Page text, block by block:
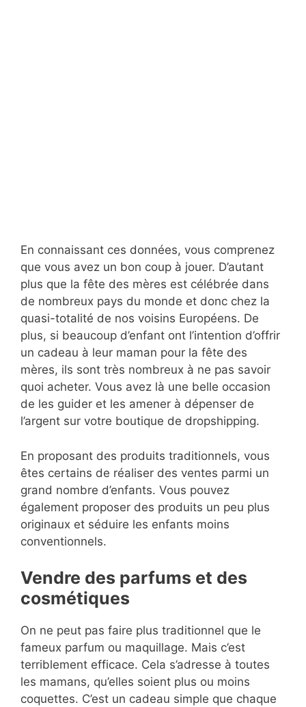
En connaissant ces données, vous comprenez
que vous avez un bon coup à jouer. D’autant
plus que la fête des mères est célébrée dans
de nombreux pays du monde et donc chez la
quasi-totalité de nos voisins Européens. De
plus, si beaucoup d’enfant ont l’intention d’offrir
un cadeau à leur maman pour la fête des
mères, ils sont très nombreux à ne pas savoir
quoi acheter. Vous avez là une belle occasion
de les guider et les amener à dépenser de
l’argent sur votre boutique de dropshipping.
En proposant des produits traditionnels, vous
êtes certains de réaliser des ventes parmi un
grand nombre d’enfants. Vous pouvez
également proposer des produits un peu plus
originaux et séduire les enfants moins
conventionnels.
Vendre des parfums et des
cosmétiques
On ne peut pas faire plus traditionnel que le
fameux parfum ou maquillage. Mais c’est
terriblement efficace. Cela s’adresse à toutes
les mamans, qu’elles soient plus ou moins
coquettes. C’est un cadeau simple que chaque